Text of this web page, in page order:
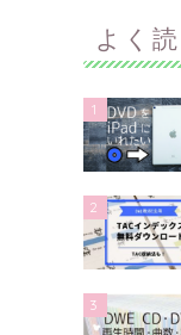
よく
1
2
3